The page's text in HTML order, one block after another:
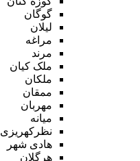
گوگان
لیلان
مراغه
مرند
ملک کیان
ملکان
ممقان
مهربان
میانه
نظرکهریزی
هادی شهر
هرگلان